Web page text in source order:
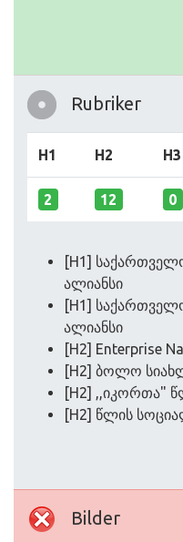
Rubriker
H1 H2 H3
2 12 0
[H1]
ალიანსი
[H1]
ალიანსი
[H2] Enterprise
[H2] ბოლო
[H2] ,,იკორთა"
[H2] წლის
Bilder